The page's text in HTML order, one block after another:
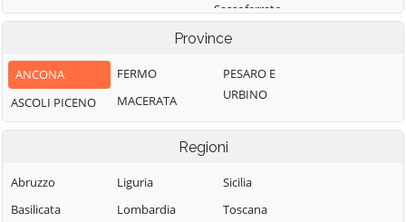
Castelleone di
Castelplanio
Cerreto d'Esi
Chiaravalle
Cupramontana
Fabriano
Monte San Vito
Montecarotto
Montemarciano
Morro d'Alba
Numana
Osimo
Sassoferrato
Senigallia
Serra San Quirico
Staffolo
Province
ANCONA
ASCOLI PICENO
FERMO
MACERATA
PESARO E
URBINO
Regioni
Abruzzo
Basilicata
Liguria
Lombardia
Sicilia
Toscana